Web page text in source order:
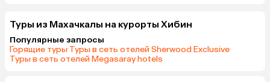
Туры из Махачкалы на курорты Хибин
Популярные запросы
Горящие туры·Туры в сеть отелей Sherwood Exclusive·
Туры в сеть отелей Megasaray hotels